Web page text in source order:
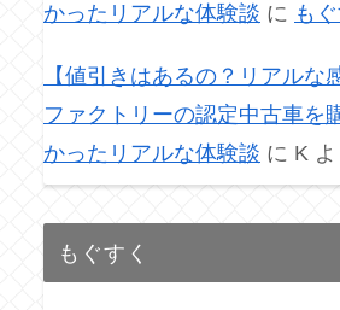
かったリアルな体験談 に も
【値引きはあるの？リアルな
ファクトリーの認定中古車を
かったリアルな体験談 に K よ
もぐすく